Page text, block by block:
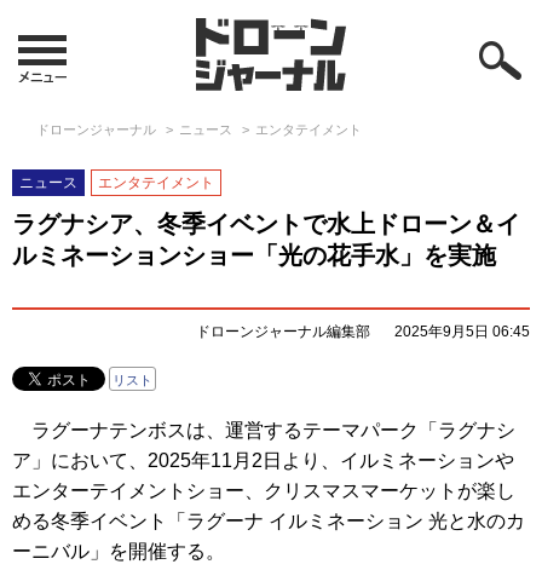
ドローンジャーナル ニュース エンタテイメント
ニュース エンタテイメント
ラグナシア、冬季イベントで水上ドローン＆イ
ルミネーションショー「光の花手水」を実施
ドローンジャーナル編集部 2025年9月5日 06:45
リスト
ラグーナテンボスは、運営するテーマパーク「ラグナシ
ア」において、2025年11月2日より、イルミネーションや
エンターテイメントショー、クリスマスマーケットが楽し
める冬季イベント「ラグーナ イルミネーション 光と水のカ
ーニバル」を開催する。